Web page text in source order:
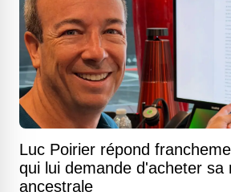
Luc Poirier répond
qui lui demande d'acheter sa
ancestrale